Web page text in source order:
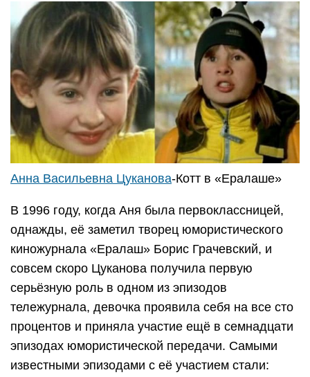
Анна Васильевна Цуканова-Котт в «Ералаше»
В 1996 году, когда Аня была первоклассницей,
однажды, её заметил творец юмористического
киножурнала «Ералаш» Борис Грачевский, и
совсем скоро Цуканова получила первую
серьёзную роль в одном из эпизодов
тележурнала, девочка проявила себя на все сто
процентов и приняла участие ещё в семнадцати
эпизодах юмористической передачи. Самыми
известными эпизодами с её участием стали: